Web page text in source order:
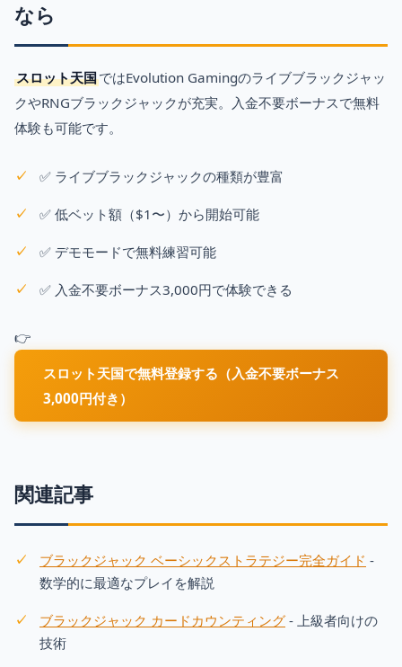
なら
スロット天国ではEvolution Gamingのライブブラックジャッ
クやRNGブラックジャックが充実。入金不要ボーナスで無料
体験も可能です。
✅ ライブブラックジャックの種類が豊富
✅ 低ベット額（$1〜）から開始可能
✅ デモモードで無料練習可能
✅ 入金不要ボーナス3,000円で体験できる
👉
スロット天国で無料登録する（入金不要ボーナス
3,000円付き）
関連記事
ブラックジャック ベーシックストラテジー完全ガイド -
数学的に最適なプレイを解説
ブラックジャック カードカウンティング - 上級者向けの
技術